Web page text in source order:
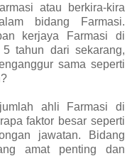
atau berkira-kira
bidang Farmasi.
kerjaya Farmasi di
tahun dari sekarang,
sama seperti
ahli Farmasi di
faktor besar seperti
jawatan. Bidang
amat penting dan